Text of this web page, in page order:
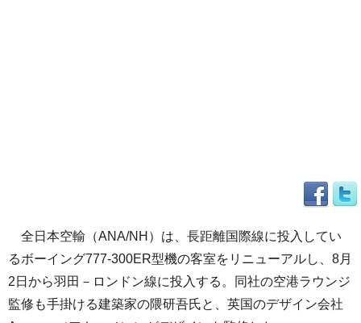
全日本空輸（ANA/NH）は、長距離国際線に投入してい
るボーイング777-300ER型機の客室をリニューアルし、8月
2日から羽田－ロンドン線に投入する。同社の空港ラウンジ
監修も手掛ける建築家の隈研吾氏と、英国のデザイン会社